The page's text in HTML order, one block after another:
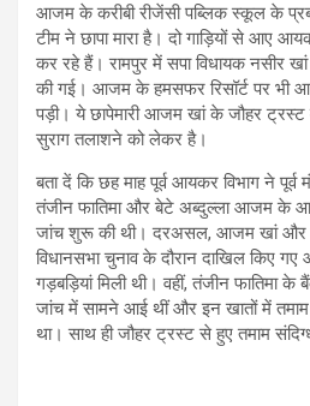
आजम के करीबी रीजेंसी पब्लिक स्कूल के
टीम ने छापा मारा है। दो गाड़ियों से आए
कर रहे हैं। रामपुर में सपा विधायक नसीर
की गई। आजम के हमसफर रिसॉर्ट पर भी
पड़ी। ये छापेमारी आजम खां के जौहर
सुराग तलाशने को लेकर है।
बता दें कि छह माह पूर्व आयकर विभाग ने
तंजीन फातिमा और बेटे अब्दुल्ला आजम के
जांच शुरू की थी। दरअसल, आजम खां और
विधानसभा चुनाव के दौरान दाखिल किए
गड़बड़ियां मिली थी। वहीं, तंजीन फातिमा के
जांच में सामने आई थीं और इन खातों में
था। साथ ही जौहर ट्रस्ट से हुए तमाम